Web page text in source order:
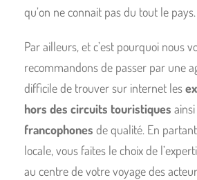
qu’on ne connait pas du tout le pays.
Par ailleurs, et c’est pourquoi nous
recommandons de passer par une
difficile de trouver sur internet les
hors des circuits touristiques
francophones de qualité. En
locale, vous faites le choix de
au centre de votre voyage des